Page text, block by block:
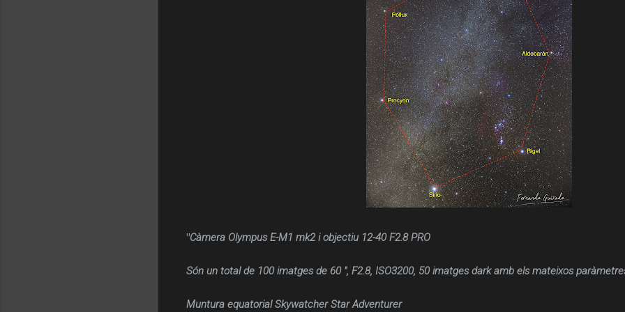
"Càmera Olympus E-M1 mk2 i objectiu 12-40 F2.8 PRO
Són un total de 100 imatges de 60 ", F2.8, ISO3200, 50 imatges dark amb els mateixos
Muntura equatorial Skywatcher Star Adventurer